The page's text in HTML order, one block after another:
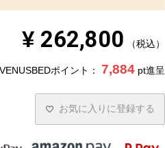
¥ 262,800 税込
VENUSBEDポイント： 7,884 pt進呈
お気に入りに登録する